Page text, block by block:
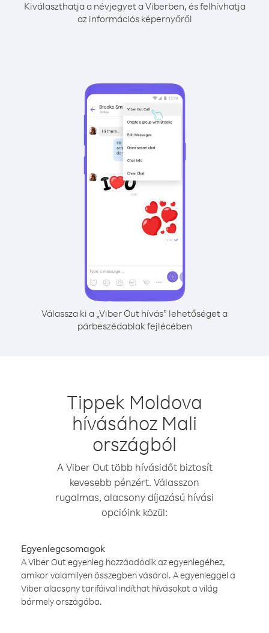
Kiválaszthatja a névjegyet a Viberben, és felhívhatja
az információs képernyőről
Válassza ki a „Viber Out hívás” lehetőséget a
párbeszédablak fejlécében
Tippek Moldova
hívásához Mali
országból
A Viber Out több hívásidőt biztosít
kevesebb pénzért. Válasszon
rugalmas, alacsony díjazású hívási
opcióink közül:
Egyenlegcsomagok
A Viber Out egyenleg hozzáadódik az egyenlegéhez,
amikor valamilyen összegben vásárol. A egyenleggel a
Viber alacsony tarifáival indíthat hívásokat a világ
bármely országába.